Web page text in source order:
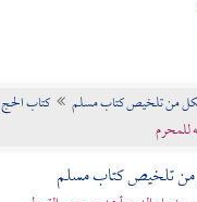
من تلخيص كتاب مسلم
كتاب الحج
للمحرم
من تلخيص كتاب مسلم